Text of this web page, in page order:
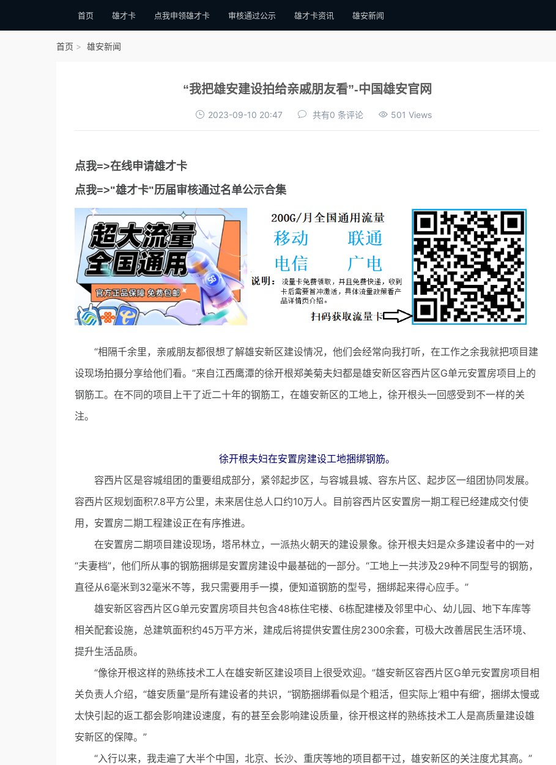
首页 雄才卡 点我申领雄才卡 审核通过公示 雄才卡资讯 雄安新闻
首页 雄安新闻
“我把雄安建设拍给亲戚朋友看”-中国雄安官网
2023-09-10 20:47 共有0 条评论 501 Views
点我=>在线申请雄才卡
点我=>"雄才卡"历届审核通过名单公示合集
“相隔千余里，亲戚朋友都很想了解雄安新区建设情况，他们会经常向我打听，在工作之余我就把项目建
设现场拍摄分享给他们看。”来自江西鹰潭的徐开根郑美菊夫妇都是雄安新区容西片区G单元安置房项目上的
钢筋工。在不同的项目上干了近二十年的钢筋工，在雄安新区的工地上，徐开根头一回感受到不一样的关
注。
徐开根夫妇在安置房建设工地捆绑钢筋。
容西片区是容城组团的重要组成部分，紧邻起步区，与容城县城、容东片区、起步区一组团协同发展。
容西片区规划面积7.8平方公里，未来居住总人口约10万人。目前容西片区安置房一期工程已经建成交付使
用，安置房二期工程建设正在有序推进。
在安置房二期项目建设现场，塔吊林立，一派热火朝天的建设景象。徐开根夫妇是众多建设者中的一对
“夫妻档”，他们所从事的钢筋捆绑是安置房建设中最基础的一部分。“工地上一共涉及29种不同型号的钢筋，
直径从6毫米到32毫米不等，我只需要用手一摸，便知道钢筋的型号，捆绑起来得心应手。”
雄安新区容西片区G单元安置房项目共包含48栋住宅楼、6栋配建楼及邻里中心、幼儿园、地下车库等
相关配套设施，总建筑面积约45万平方米，建成后将提供安置住房2300余套，可极大改善居民生活环境、
提升生活品质。
“像徐开根这样的熟练技术工人在雄安新区建设项目上很受欢迎。”雄安新区容西片区G单元安置房项目相
关负责人介绍，“雄安质量”是所有建设者的共识，“钢筋捆绑看似是个粗活，但实际上‘粗中有细’，捆绑太慢或
太快引起的返工都会影响建设速度，有的甚至会影响建设质量，徐开根这样的熟练技术工人是高质量建设雄
安新区的保障。”
“入行以来，我走遍了大半个中国，北京、长沙、重庆等地的项目都干过，雄安新区的关注度尤其高。”